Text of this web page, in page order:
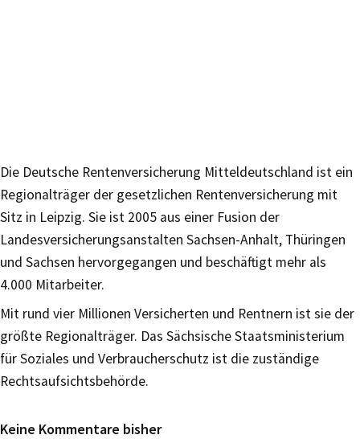
Die Deutsche Rentenversicherung Mitteldeutschland ist ein
Regionalträger der gesetzlichen Rentenversicherung mit
Sitz in Leipzig. Sie ist 2005 aus einer Fusion der
Landesversicherungsanstalten Sachsen-Anhalt, Thüringen
und Sachsen hervorgegangen und beschäftigt mehr als
4.000 Mitarbeiter.
Mit rund vier Millionen Versicherten und Rentnern ist sie der
größte Regionalträger. Das Sächsische Staatsministerium
für Soziales und Verbraucherschutz ist die zuständige
Rechtsaufsichtsbehörde.
Keine Kommentare bisher